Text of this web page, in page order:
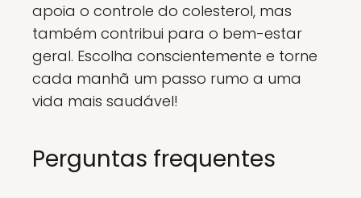
apoia o controle do colesterol, mas
também contribui para o bem-estar
geral. Escolha conscientemente e torne
cada manhã um passo rumo a uma
vida mais saudável!
Perguntas frequentes